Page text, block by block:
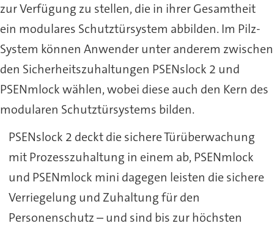
zur Verfügung zu stellen, die in ihrer Gesamtheit
ein modulares Schutztürsystem abbilden. Im Pilz-
System können Anwender unter anderem zwischen
den Sicherheitszuhaltungen PSENslock 2 und
PSENmlock wählen, wobei diese auch den Kern des
modularen Schutztürsystems bilden.
PSENslock 2 deckt die sichere Türüberwachung
mit Prozesszuhaltung in einem ab, PSENmlock
und PSENmlock mini dagegen leisten die sichere
Verriegelung und Zuhaltung für den
Personenschutz – und sind bis zur höchsten